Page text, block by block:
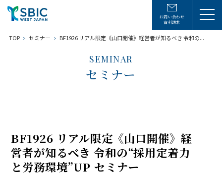
お問い合わせ
資料請求
TOP セミナー BF1926 リアル限定《山口開催》経営者が知るべき 令和の...
SEMINAR
セミナー
BF1926 リアル限定《山口開催》経
営者が知るべき 令和の“採用定着力
と労務環境”UP セミナー